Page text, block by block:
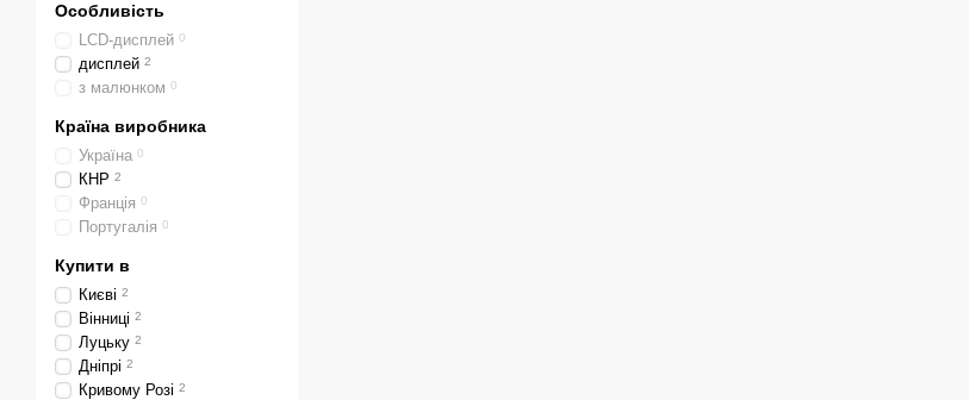
Особливість
LCD-дисплей 0
дисплей 2
з малюнком 0
Країна виробника
Україна 0
КНР 2
Франція 0
Португалія 0
Купити в
Києві 2
Вінниці 2
Луцьку 2
Дніпрі 2
Кривому Розі 2